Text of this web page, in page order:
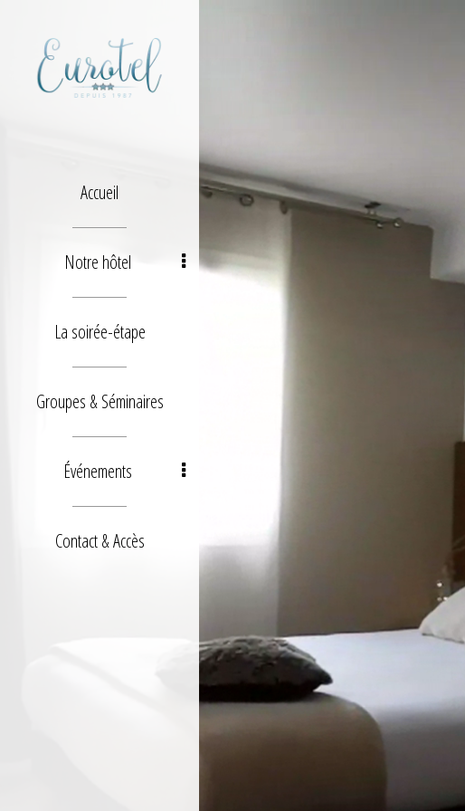
Accueil
Notre hôtel
La soirée-étape
Groupes & Séminaires
Événements
Contact & Accès